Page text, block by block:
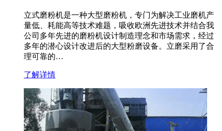
立式磨粉机是一种大型磨粉机，专门为解决工业磨机产
量低、耗能高等技术难题，吸收欧洲先进技术并结合我
公司多年先进的磨粉机设计制造理念和市场需求，经过
多年的潜心设计改进后的大型粉磨设备。立磨采用了合
理可靠的…
了解详情